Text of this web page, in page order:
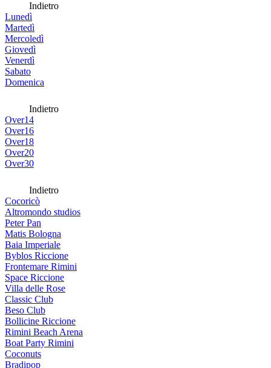
Indietro
Lunedì
Martedì
Mercoledì
Giovedì
Venerdì
Sabato
Domenica
Indietro
Over14
Over16
Over18
Over20
Over30
Indietro
Cocoricò
Altromondo studios
Peter Pan
Matis Bologna
Baia Imperiale
Byblos Riccione
Frontemare Rimini
Space Riccione
Villa delle Rose
Classic Club
Beso Club
Bollicine Riccione
Rimini Beach Arena
Boat Party Rimini
Coconuts
Bradipop